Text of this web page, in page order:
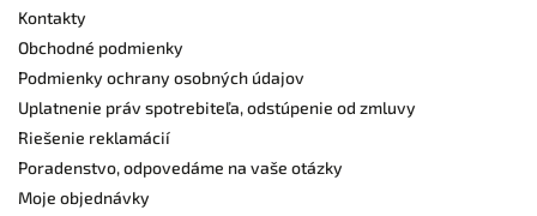
Kontakty
Obchodné podmienky
Podmienky ochrany osobných údajov
Uplatnenie práv spotrebiteľa, odstúpenie od zmluvy
Riešenie reklamácií
Poradenstvo, odpovedáme na vaše otázky
Moje objednávky